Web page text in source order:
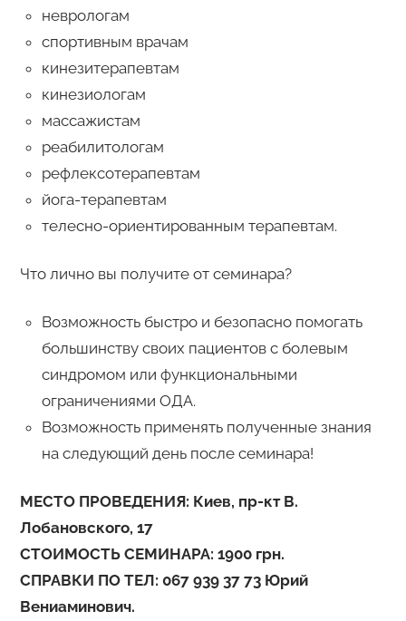
неврологам
спортивным врачам
кинезитерапевтам
кинезиологам
массажистам
реабилитологам
рефлексотерапевтам
йога-терапевтам
телесно-ориентированным терапевтам.
Что лично вы получите от семинара?
Возможность быстро и безопасно помогать
большинству своих пациентов с болевым
синдромом или функциональными
ограничениями ОДА.
Возможность применять полученные знания
на следующий день после семинара!
МЕСТО ПРОВЕДЕНИЯ: Киев, пр-кт В.
Лобановского, 17
СТОИМОСТЬ СЕМИНАРА: 1900 грн.
СПРАВКИ ПО ТЕЛ: 067 939 37 73 Юрий
Вениаминович.